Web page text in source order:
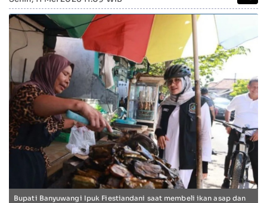
Bupati Banyuwangi Ipuk Fiestiandani saat membeli ikan asap dan